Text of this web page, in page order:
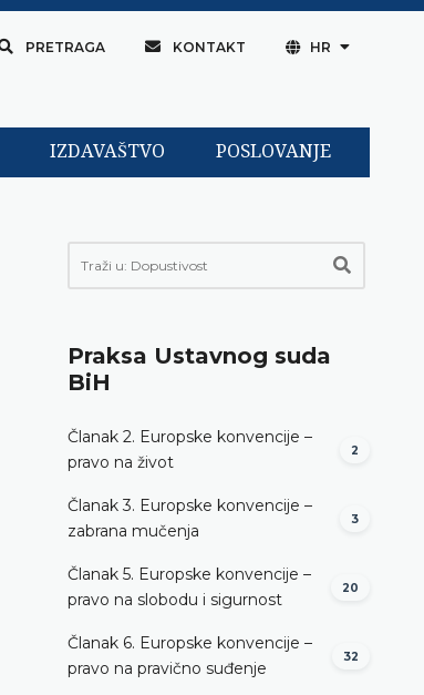
PRETRAGA KONTAKT HR
IZDAVAŠTVO POSLOVANJE
Praksa Ustavnog suda
BiH
Članak 2. Europske konvencije –
pravo na život
2
Članak 3. Europske konvencije –
zabrana mučenja
3
Članak 5. Europske konvencije –
pravo na slobodu i sigurnost
20
Članak 6. Europske konvencije –
pravo na pravično suđenje
32